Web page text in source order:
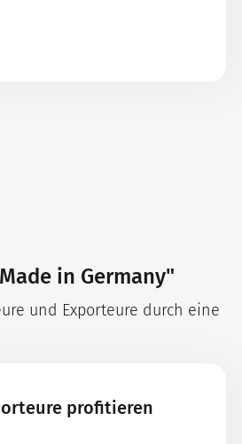
in Germany"
und Exporteure durch eine
profitieren